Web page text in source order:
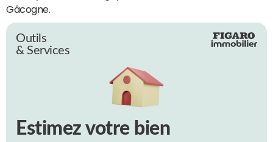
Gâcogne.
Outils
& Services
Estimez votre bien